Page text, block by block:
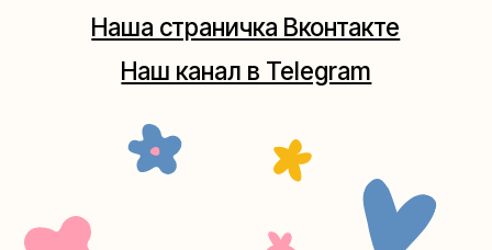
Москва, ул.Таганская, дом 25-27
(как пройти)
Мастерская на Таганке
+7 (980) 156-03-13